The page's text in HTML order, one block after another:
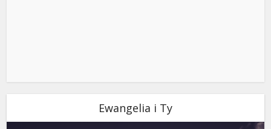
Ewangelia i Ty